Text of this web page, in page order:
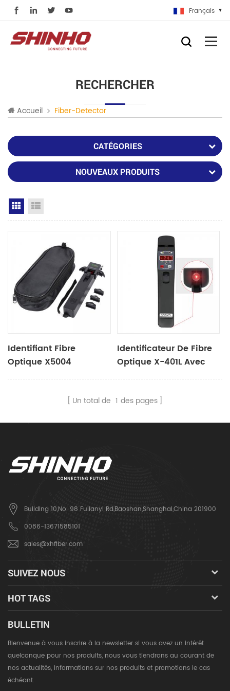
Français
RECHERCHER
Accueil Fiber-Detector
CATÉGORIES
NOUVEAUX PRODUITS
Grid View
Identifiant Fibre
Optique X5004
Identificateur De Fibre
Optique X-401L Avec
VFL
Un total de 1 des pages
Building 10,No. 98 Fulianyi Rd,Baoshan,Shanghai,China 201900
0086-13671585101
sales@xhfiber.com
SUIVEZ NOUS
HOT TAGS
BULLETIN
Bienvenue à vous inscrire à la newsletter si vous avez un intérêt
quelconque pour nos produits, nous vous tiendrons au courant de
nos actualités, informations sur nos produits et promotions le cas
échéant.